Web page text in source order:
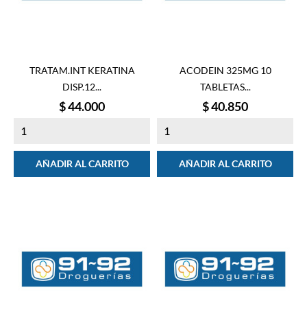
TRATAM.INT KERATINA
DISP.12...
Precio
$ 44.000
AÑADIR AL CARRITO
ACODEIN 325MG 10
TABLETAS...
Precio
$ 40.850
AÑADIR AL CARRITO